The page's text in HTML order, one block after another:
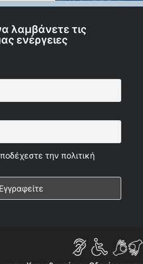
λαμβάνετε τις
ενέργειες
την πολιτική